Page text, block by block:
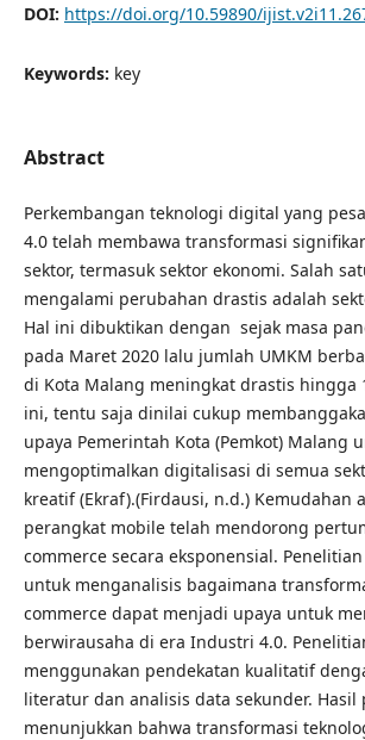
DOI: https://doi.org/10.59890/
Keywords: key
Abstract
Perkembangan teknologi digital yang
4.0 telah membawa transformasi
sektor, termasuk sektor ekonomi. Salah
mengalami perubahan drastis adalah
Hal ini dibuktikan dengan sejak masa
pada Maret 2020 lalu jumlah UMKM
di Kota Malang meningkat drastis hingga
ini, tentu saja dinilai cukup
upaya Pemerintah Kota (Pemkot) Malang
mengoptimalkan digitalisasi di semua
kreatif (Ekraf).(Firdausi, n.d.) Kemudahan
perangkat mobile telah mendorong
commerce secara eksponensial.
untuk menganalisis bagaimana
commerce dapat menjadi upaya untuk
berwirausaha di era Industri 4.0.
menggunakan pendekatan kualitatif
literatur dan analisis data sekunder. Hasil
menunjukkan bahwa transformasi